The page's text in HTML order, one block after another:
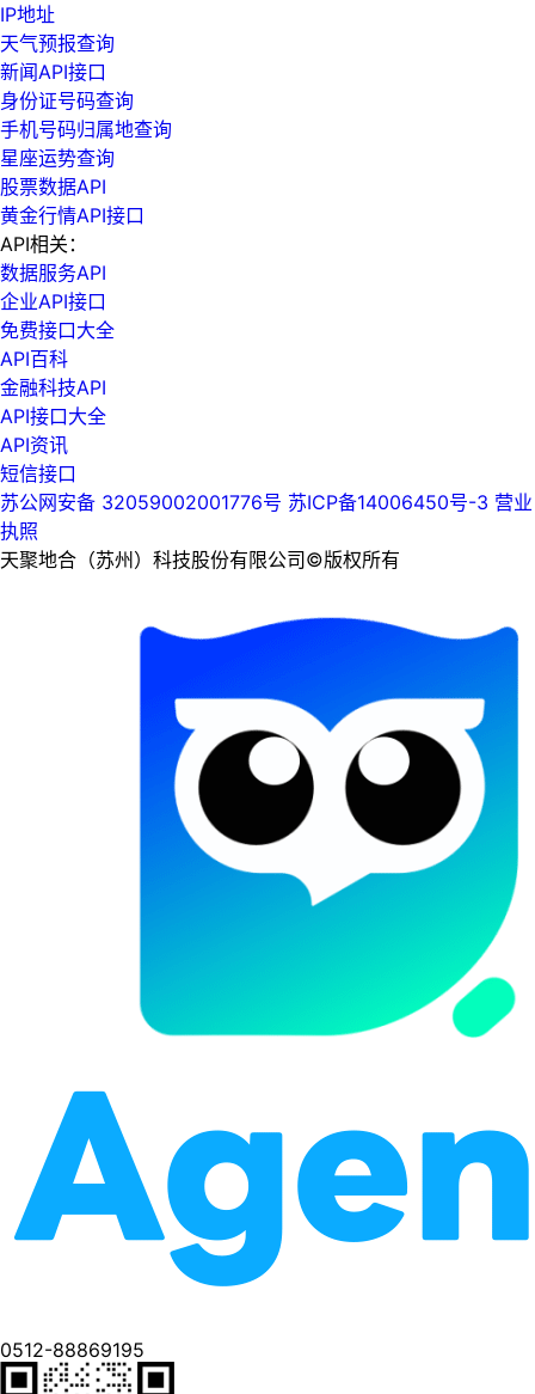
IP地址
天气预报查询
新闻API接口
身份证号码查询
手机号码归属地查询
星座运势查询
股票数据API
黄金行情API接口
API相关：
数据服务API
企业API接口
免费接口大全
API百科
金融科技API
API接口大全
API资讯
短信接口
苏公网安备 32059002001776号 苏ICP备14006450号-3 营业
执照
天聚地合（苏州）科技股份有限公司©版权所有
0512-88869195